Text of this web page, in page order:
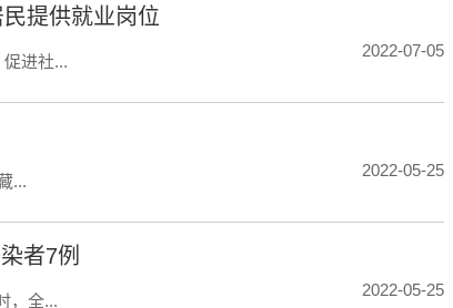
提供就业岗位
进社...
2022-07-05
...
2022-05-25
者7例
，全...
2022-05-25